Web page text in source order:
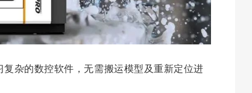
复杂的数控软件，无需搬运模型及重新定位进